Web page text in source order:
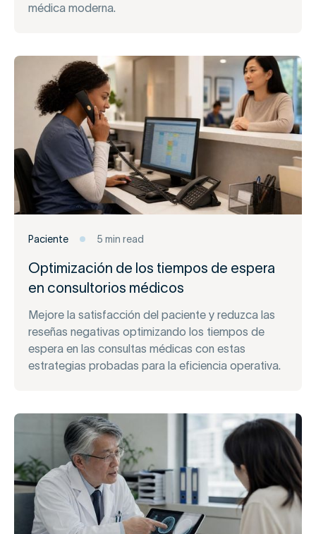
médica moderna.
Paciente 5 min read
Optimización de los tiempos de espera
en consultorios médicos
Mejore la satisfacción del paciente y reduzca las
reseñas negativas optimizando los tiempos de
espera en las consultas médicas con estas
estrategias probadas para la eficiencia operativa.